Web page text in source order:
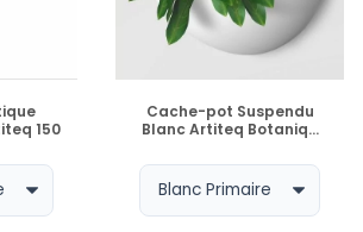
150
EN STOCK
Cache-pot Suspendu
Blanc Artiteq Botaniq...